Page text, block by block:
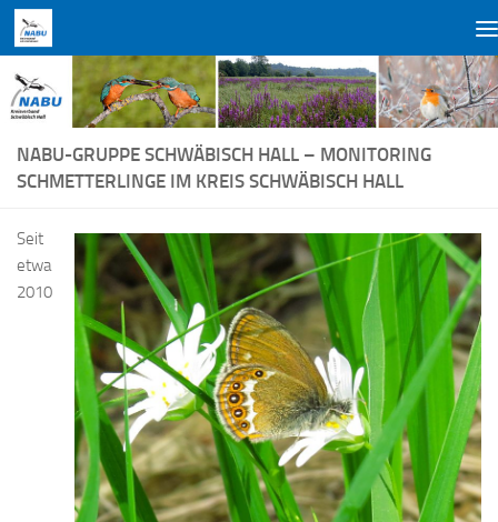
Zum Inhalt springen
NABU-GRUPPE SCHWÄBISCH HALL – MONITORING
SCHMETTERLINGE IM KREIS SCHWÄBISCH HALL
Seit
etwa
2010